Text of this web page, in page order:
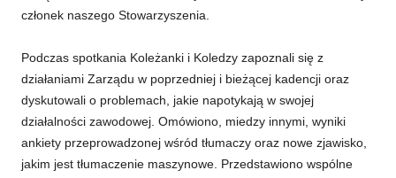
członek naszego Stowarzyszenia.
Podczas spotkania Koleżanki i Koledzy zapoznali się z
działaniami Zarządu w poprzedniej i bieżącej kadencji oraz
dyskutowali o problemach, jakie napotykają w swojej
działalności zawodowej. Omówiono, miedzy innymi, wyniki
ankiety przeprowadzonej wśród tłumaczy oraz nowe zjawisko,
jakim jest tłumaczenie maszynowe. Przedstawiono wspólne